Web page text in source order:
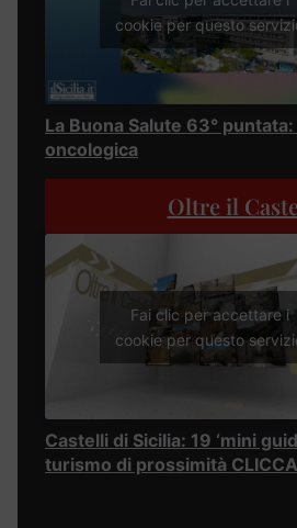
cookie per questo
La Buona Salute 63°
oncologica
Oltre il
Fai clic per accettare i
cookie per questo
Castelli di Sicilia: 19 ‘mini
turismo di prossimità CLICCA